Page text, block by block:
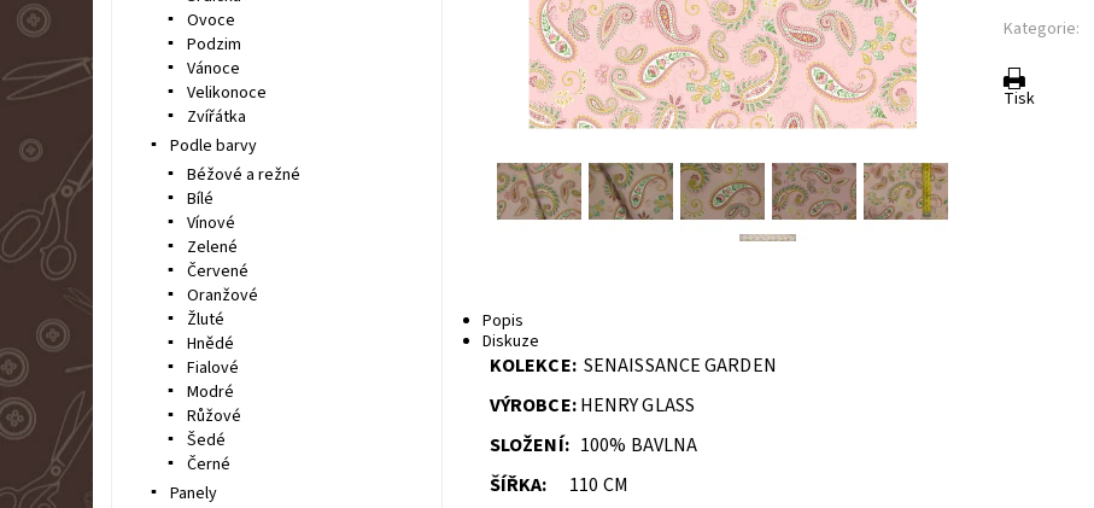
Kategorie:
Tisk
Popis
Diskuze
KOLEKCE: SENAISSANCE GARDEN
VÝROBCE:HENRY GLASS
SLOŽENÍ:100% BAVLNA
ŠÍŘKA: 110 CM
Ovoce
Podzim
Vánoce
Velikonoce
Zvířátka
Podle barvy
Béžové a režné
Bílé
Vínové
Zelené
Červené
Oranžové
Žluté
Hnědé
Fialové
Modré
Růžové
Šedé
Černé
Panely